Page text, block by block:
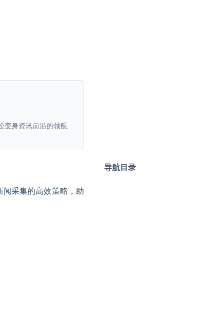
变身资讯前沿的领航
采集的高效策略，助
导航目录